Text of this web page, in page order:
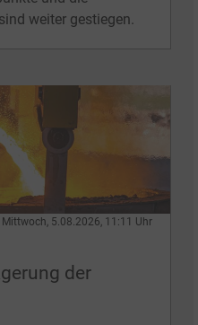
weiter gestiegen.
Mittwoch, 5.08.2026, 11:11 Uhr
der